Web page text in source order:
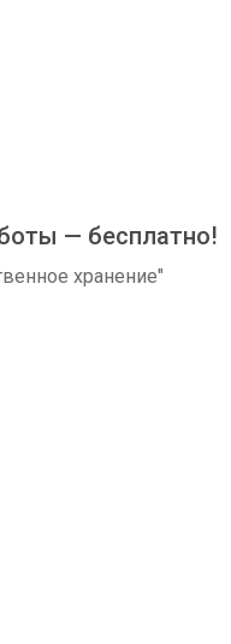
— бесплатно!
хранение"